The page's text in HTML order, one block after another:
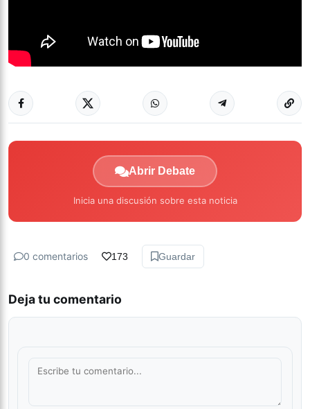
Abrir Debate
Inicia una discusión sobre esta noticia
0 comentarios 173 Guardar
Deja tu comentario